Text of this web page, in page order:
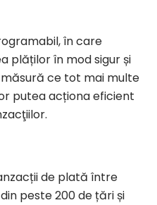
în care
plăților în mod sigur și
ce tot mai multe
putea acționa eficient
de plată între
peste 200 de țări și